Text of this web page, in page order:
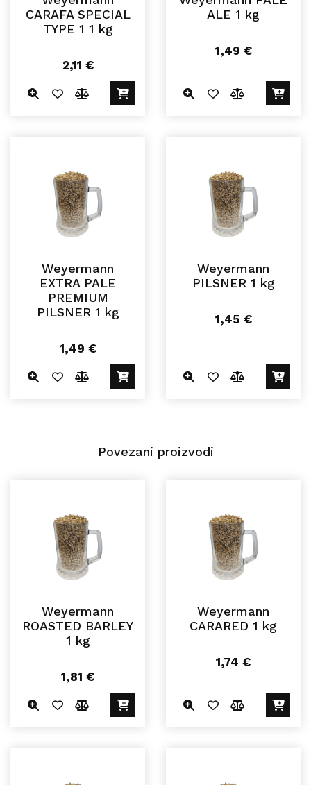
CARAFA SPECIAL
TYPE 1 1 kg
2,11 €
ALE 1 kg
1,49 €
Weyermann
EXTRA PALE
PREMIUM
PILSNER 1 kg
1,49 €
Weyermann
PILSNER 1 kg
1,45 €
Povezani proizvodi
Weyermann
ROASTED BARLEY
1 kg
1,81 €
Weyermann
CARARED 1 kg
1,74 €